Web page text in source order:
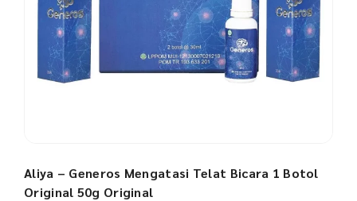
Aliya – Generos Mengatasi Telat Bicara 1 Botol
Original 50g Original